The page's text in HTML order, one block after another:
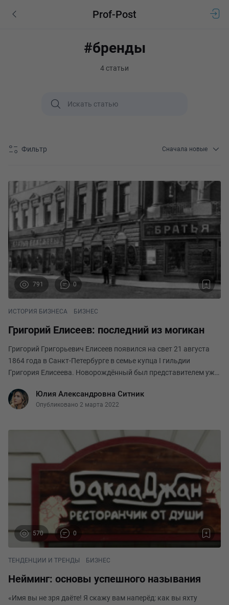
Prof-Post
#бренды
4 статьи
Фильтр Сначала новые
791 0
ИСТОРИЯ БИЗНЕСА БИЗНЕС
Григорий Елисеев: последний из могикан
Григорий Григорьевич Елисеев появился на свет 21 августа
1864 года в Санкт-Петербурге в семье купца I гильдии
Григория Елисеева. Новорождённый был представителем уже
Елисеев в 1813 году открыл свою пер
Юлия Александровна Ситник
Опубликовано 2 марта 2022
570 0
ТЕНДЕНЦИИ И ТРЕНДЫ БИЗНЕС
Нейминг: основы успешного называния
«Имя вы не зря даёте! Я скажу вам наперёд: как вы яхту